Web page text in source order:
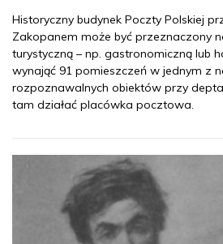
Historyczny budynek Poczty Polskiej
Zakopanem może być przeznaczony
turystyczną – np. gastronomiczną lub
wynająć 91 pomieszczeń w jednym z
rozpoznawalnych obiektów przy
tam działać placówka pocztowa.